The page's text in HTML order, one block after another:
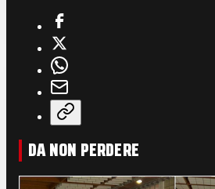
DA NON PERDERE